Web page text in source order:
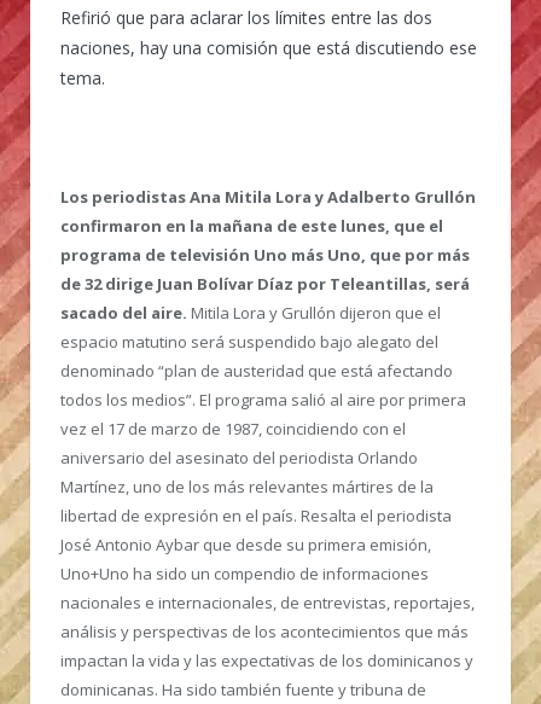
Refirió que para aclarar los límites entre las dos
naciones, hay una comisión que está discutiendo ese
tema.
Los periodistas Ana Mitila Lora y Adalberto Grullón
confirmaron en la mañana de este lunes, que el
programa de televisión Uno más Uno, que por más
de 32 dirige Juan Bolívar Díaz por Teleantillas, será
sacado del aire. Mitila Lora y Grullón dijeron que el
espacio matutino será suspendido bajo alegato del
denominado “plan de austeridad que está afectando
todos los medios”. El programa salió al aire por primera
vez el 17 de marzo de 1987, coincidiendo con el
aniversario del asesinato del periodista Orlando
Martínez, uno de los más relevantes mártires de la
libertad de expresión en el país. Resalta el periodista
José Antonio Aybar que desde su primera emisión,
Uno+Uno ha sido un compendio de informaciones
nacionales e internacionales, de entrevistas, reportajes,
análisis y perspectivas de los acontecimientos que más
impactan la vida y las expectativas de los dominicanos y
dominicanas. Ha sido también fuente y tribuna de